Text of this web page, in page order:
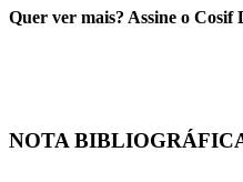
Quer ver mais? Assine o Cosif
NOTA